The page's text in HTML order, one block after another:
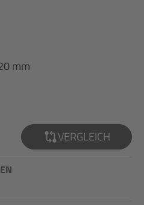
mm
VERGLEICH